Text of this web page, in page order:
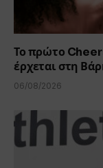
Το πρώτο
έρχεται στη
06/08/2026